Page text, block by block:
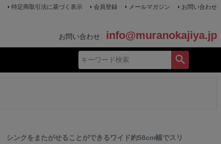
特定商取引法に基づく表示 会員登録 メールマガジン お問い合わせ
お問い合わせ info@muranokajiya.jp
シンクをまたがせることができるワイド約58cm幅でスリ